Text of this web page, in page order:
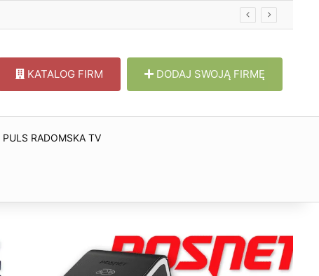
KATALOG FIRM DODAJ SWOJĄ FIRMĘ
PULS RADOMSKA TV